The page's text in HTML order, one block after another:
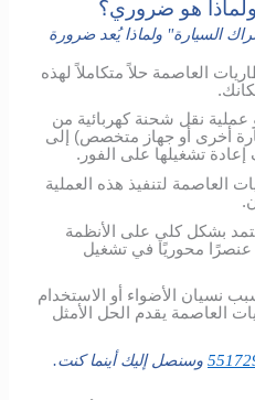
هو ضروري؟
السيارة" ولماذا يُعد ضرورة
العاصمة حلاً متكاملاً لهذه
عملية نقل شحنة كهربائية من
أخرى أو جهاز متخصص) إلى
تشغيلها على الفور.
العاصمة لتنفيذ هذه العملية
بشكل كلي على الأنظمة
عنصرًا محوريًا في تشغيل
نسيان الأضواء أو الاستخدام
العاصمة يقدم الحل الأمثل
وسنصل إليك أينما كنت.